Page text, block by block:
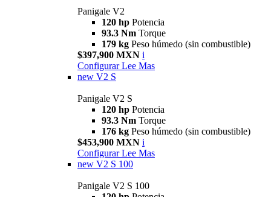
Panigale V2
120 hp Potencia
93.3 Nm Torque
179 kg Peso húmedo (sin combustible)
$397,900 MXN i
Configurar Lee Mas
new V2 S
Panigale V2 S
120 hp Potencia
93.3 Nm Torque
176 kg Peso húmedo (sin combustible)
$453,900 MXN i
Configurar Lee Mas
new V2 S 100
Panigale V2 S 100